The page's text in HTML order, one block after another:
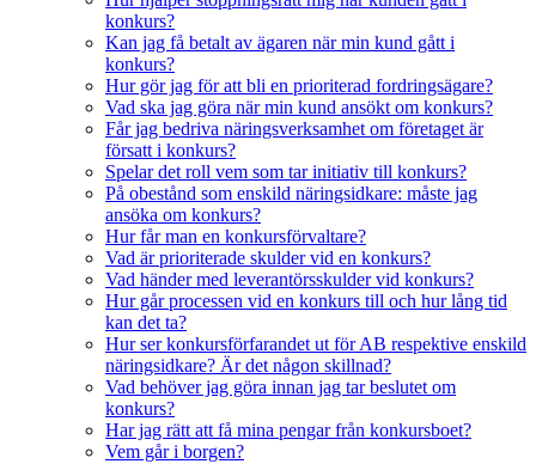
konkurs?
Kan jag få betalt av ägaren när min kund gått i
konkurs?
Hur gör jag för att bli en prioriterad fordringsägare?
Vad ska jag göra när min kund ansökt om konkurs?
Får jag bedriva näringsverksamhet om företaget är
försatt i konkurs?
Spelar det roll vem som tar initiativ till konkurs?
På obestånd som enskild näringsidkare: måste jag
ansöka om konkurs?
Hur får man en konkursförvaltare?
Vad är prioriterade skulder vid en konkurs?
Vad händer med leverantörsskulder vid konkurs?
Hur går processen vid en konkurs till och hur lång tid
kan det ta?
Hur ser konkursförfarandet ut för AB respektive enskild
näringsidkare? Är det någon skillnad?
Vad behöver jag göra innan jag tar beslutet om
konkurs?
Har jag rätt att få mina pengar från konkursboet?
Vem går i borgen?